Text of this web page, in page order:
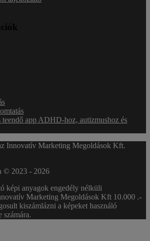
teendő app ADHD-hoz, autizmushoz és
Innovatív Marketing Megoldások Kft.
© 2023 - 2026
képi anyagok engedély nélküli
Marketing Megoldások Kft 10.000 .-
kiszámlázni a képeket használó
számára.